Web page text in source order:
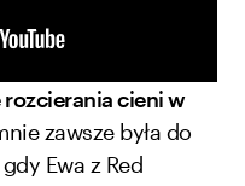
cieni w
zawsze była do
Ewa z Red